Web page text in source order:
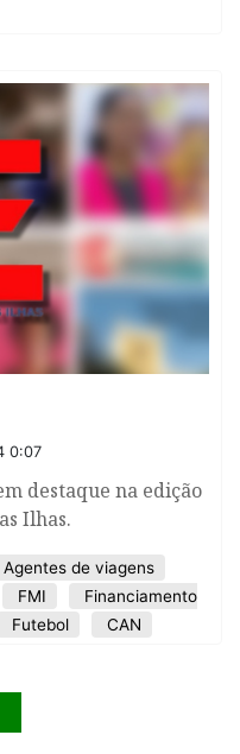
0:07
destaque na edição
Ilhas.
Agentes de viagens
FMI
Financiamento
Futebol CAN